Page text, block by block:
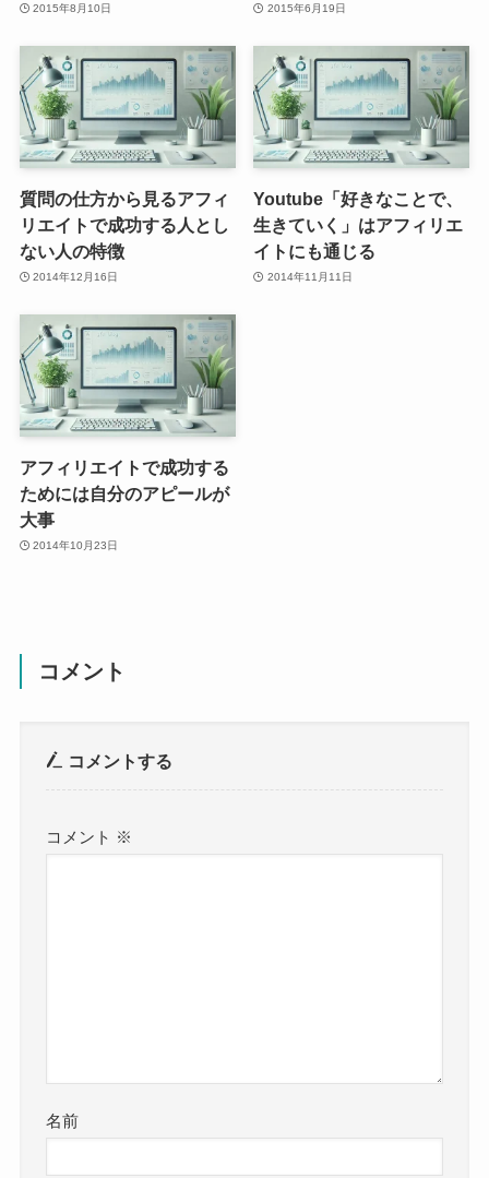
2015年8月10日 2015年6月19日
質問の仕方から見るアフィ
リエイトで成功する人とし
ない人の特徴
2014年12月16日
Youtube「好きなことで、
生きていく」はアフィリエ
イトにも通じる
2014年11月11日
アフィリエイトで成功する
ためには自分のアピールが
大事
2014年10月23日
コメント
コメントする
コメント ※
名前